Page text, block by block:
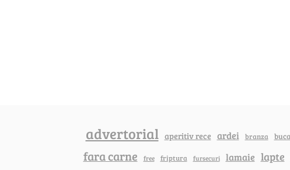
advertorial aperitiv rece ardei branza
fara carne free friptura fursecuri lamaie lapte